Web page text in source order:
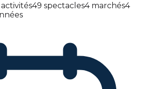
49 spectacles4 marchés4